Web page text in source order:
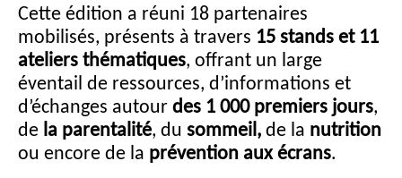
Cette édition a réuni 18 partenaires
mobilisés, présents à travers 15 stands et 11
ateliers thématiques, offrant un large
éventail de ressources, d’informations et
d’échanges autourdes 1 000 premiers jours,
de la parentalité, du sommeil,de la nutrition
ou encore de la prévention aux écrans.